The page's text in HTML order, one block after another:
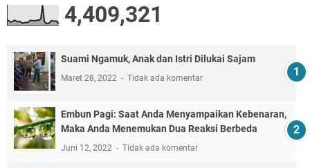
4,409,321
Suami Ngamuk, Anak dan Istri Dilukai Sajam
Maret 28, 2022 Tidak ada komentar
Embun Pagi: Saat Anda Menyampaikan Kebenaran,
Maka Anda Menemukan Dua Reaksi Berbeda
Juni 12, 2022 Tidak ada komentar